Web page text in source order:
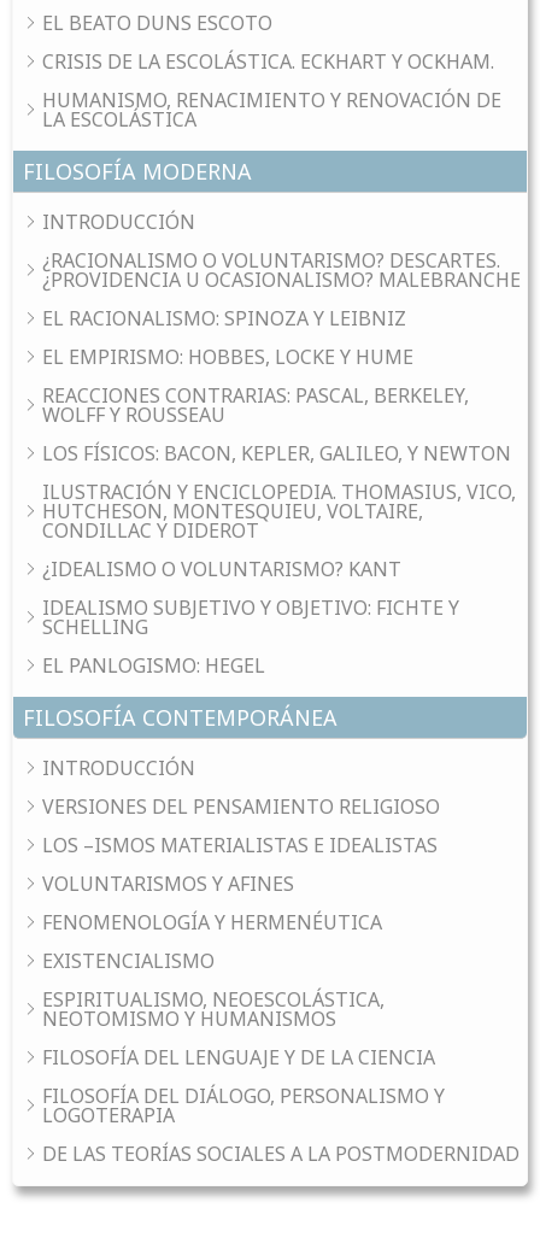
EL BEATO DUNS ESCOTO
CRISIS DE LA ESCOLÁSTICA. ECKHART Y OCKHAM.
HUMANISMO, RENACIMIENTO Y RENOVACIÓN DE
LA ESCOLÁSTICA
FILOSOFÍA MODERNA
INTRODUCCIÓN
¿RACIONALISMO O VOLUNTARISMO? DESCARTES.
¿PROVIDENCIA U OCASIONALISMO? MALEBRANCHE
EL RACIONALISMO: SPINOZA Y LEIBNIZ
EL EMPIRISMO: HOBBES, LOCKE Y HUME
REACCIONES CONTRARIAS: PASCAL, BERKELEY,
WOLFF Y ROUSSEAU
LOS FÍSICOS: BACON, KEPLER, GALILEO, Y NEWTON
ILUSTRACIÓN Y ENCICLOPEDIA. THOMASIUS, VICO,
HUTCHESON, MONTESQUIEU, VOLTAIRE,
CONDILLAC Y DIDEROT
¿IDEALISMO O VOLUNTARISMO? KANT
IDEALISMO SUBJETIVO Y OBJETIVO: FICHTE Y
SCHELLING
EL PANLOGISMO: HEGEL
FILOSOFÍA CONTEMPORÁNEA
INTRODUCCIÓN
VERSIONES DEL PENSAMIENTO RELIGIOSO
LOS –ISMOS MATERIALISTAS E IDEALISTAS
VOLUNTARISMOS Y AFINES
FENOMENOLOGÍA Y HERMENÉUTICA
EXISTENCIALISMO
ESPIRITUALISMO, NEOESCOLÁSTICA,
NEOTOMISMO Y HUMANISMOS
FILOSOFÍA DEL LENGUAJE Y DE LA CIENCIA
FILOSOFÍA DEL DIÁLOGO, PERSONALISMO Y
LOGOTERAPIA
DE LAS TEORÍAS SOCIALES A LA POSTMODERNIDAD